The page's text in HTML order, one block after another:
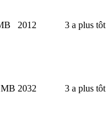
2012 3 a plus tôt
2032 3 a plus tôt